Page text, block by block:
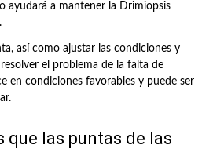
ayudará a mantener la Drimiopsis
así como ajustar las condiciones y
el problema de la falta de
en condiciones favorables y puede ser
que las puntas de las